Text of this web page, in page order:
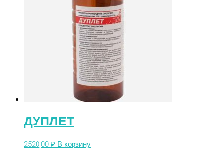
ДУПЛЕТ
2520,00 ₽ В корзину